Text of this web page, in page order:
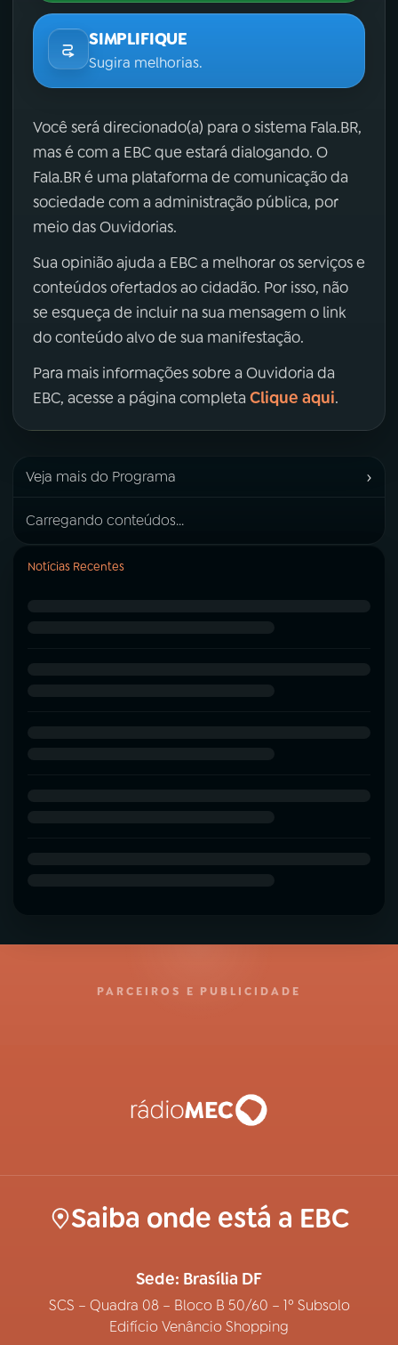
SIMPLIFIQUE
Sugira melhorias.
Você será direcionado(a) para o sistema Fala.BR,
mas é com a EBC que estará dialogando. O
Fala.BR é uma plataforma de comunicação da
sociedade com a administração pública, por
meio das Ouvidorias.
Sua opinião ajuda a EBC a melhorar os serviços e
conteúdos ofertados ao cidadão. Por isso, não
se esqueça de incluir na sua mensagem o link
do conteúdo alvo de sua manifestação.
Para mais informações sobre a Ouvidoria da
EBC, acesse a página completa Clique aqui.
Veja mais do Programa ›
Carregando conteúdos...
Notícias Recentes
PARCEIROS E PUBLICIDADE
Saiba onde está a EBC
Sede: Brasília DF
SCS – Quadra 08 – Bloco B 50/60 – 1º Subsolo
Edifício Venâncio Shopping